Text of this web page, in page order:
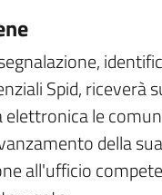
Spid, riceverà
elettronica le
della
all'ufficio